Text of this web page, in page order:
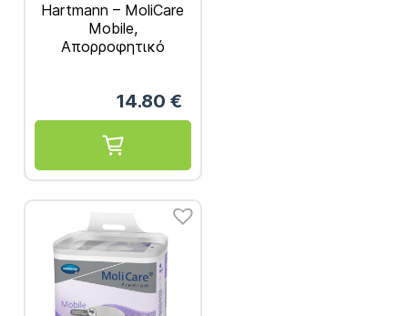
Hartmann – MoliCare
Mobile,
Απορροφητικό
91587214.80 €